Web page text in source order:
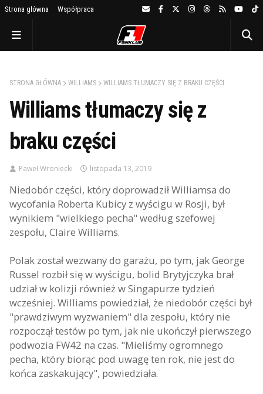
Strona główna Współpraca
STRONA GŁÓWNA WILLIAMS WILLIAMS TŁUMACZY SIĘ Z BRAKU CZĘŚCI
Williams tłumaczy się z
braku części
Paweł Wroniecki listopada 13, 2019
Niedobór części, który doprowadził Williamsa do
wycofania Roberta Kubicy z wyścigu w Rosji, był
wynikiem "wielkiego pecha" według szefowej
zespołu, Claire Williams.
Polak został wezwany do garażu, po tym, jak George
Russel rozbił się w wyścigu, bolid Brytyjczyka brał
udział w kolizji również w Singapurze tydzień
wcześniej. Williams powiedział, że niedobór części był
"prawdziwym wyzwaniem" dla zespołu, który nie
rozpoczął testów po tym, jak nie ukończył pierwszego
podwozia FW42 na czas. "Mieliśmy ogromnego
pecha, który biorąc pod uwagę ten rok, nie jest do
końca zaskakujący", powiedziała.